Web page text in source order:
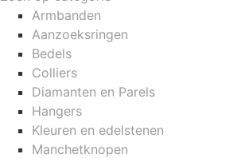
Armbanden
Aanzoeksringen
Bedels
Colliers
Diamanten en Parels
Hangers
Kleuren en edelstenen
Manchetknopen